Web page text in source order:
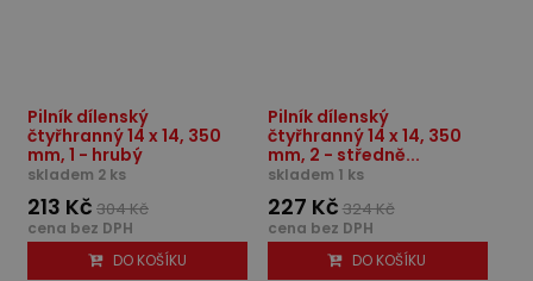
Pilník dílenský
čtyřhranný 14 x 14, 350
mm, 1 - hrubý
skladem 2 ks
213 Kč 304 Kč
cena bez DPH
DO KOŠÍKU
Pilník dílenský
čtyřhranný 14 x 14, 350
mm, 2 - středně...
skladem 1 ks
227 Kč 324 Kč
cena bez DPH
DO KOŠÍKU